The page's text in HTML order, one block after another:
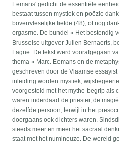
Eemans' gedicht de essentiële
bestaat tussen mystiek en poëzie
bovenvleselijke liefde (48), of nog
orgasme. De bundel « Het bestendig
Brusselse uitgever Julien Bernaerts,
Fagne. De tekst werd voorafgegaan
thema « Marc. Eemans en de
geschreven door de Vlaamse
inleiding worden mystiek,
voorgesteld met het mythe-begrip als
waren inderdaad de priester, de
dezelfde persoon, terwijl in het
doorgaans ook dichters waren.
steeds meer en meer het sacraal
staat met het numineuze. De wereld